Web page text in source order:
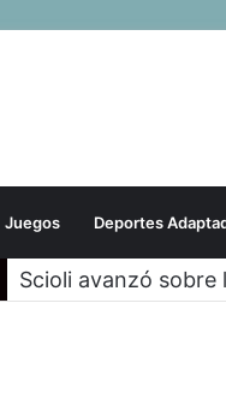
Juegos Deportes
Scioli avanzó